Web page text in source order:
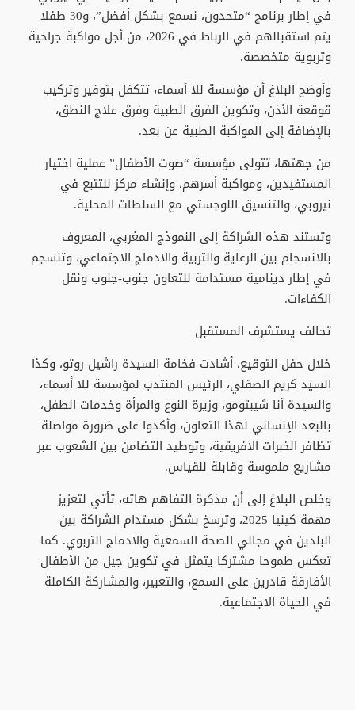
في إطار برنامج “متحدون، نسمع بشكل أفضل”، و30 طفلا
يتم استقبالهم في الرباط في 2026، من أجل مواكبة جراحية
وتربوية متخصصة.
وأوضح البلاغ أن مؤسسة للا أسماء، تتكفل بتوفير وتركيب
قوقعة الأذن، وتكوين الفرق الطبية وفرق علاج النطق،
بالإضافة إلى المواكبة الطبية عن بعد.
من جهتها، تتولى مؤسسة “صوت الأطفال” عملية اختيار
المستفيدين، ومواكبة أسرهم، وإنشاء مركز للتتبع في
نيروبي، والتنسيق اللوجستي مع السلطات المحلية.
وتستند هذه الشراكة إلى النموذج المغربي، المعروف
بالانسجام بين الرعاية والتربية والادماج الاجتماعي، وتنسجم
في إطار دينامية مستدامة للتعاون جنوب-جنوب ونقل
الكفاءات.
تحالف يستشرف المستقبل
خلال حفل التوقيع، أشادت فخامة السيدة راشيل روتو، وكذا
السيد كريم الصقلي، الرئيس المنتدب لمؤسسة للا أسماء،
والسيدة آنا شيبتومو، وزيرة النوع والمرأة وخدمات الطفل،
بالبعد الإنساني لهذا التعاون، وأكدوا على ضرورة مواصلة
تظافر الخبرات الافريقية، وتوطيد التضامن بين الشعوب عبر
مشاريع ملموسة وقابلة للقياس.
وخلص البلاغ إلى أن مذكرة التفاهم هاته، تأتي لتعزيز
مهمة كينيا 2025، وترسخ بشكل مستدام الشراكة بين
البلدين في مجالي الصحة السمعية والادماج التربوي. كما
تعكس طموحا مشتركا يتمثل في تكوين جيل من الأطفال
الأفارقة قادرين على السمع، والتعبير، والمشاركة الكاملة
في الحياة الاجتماعية.